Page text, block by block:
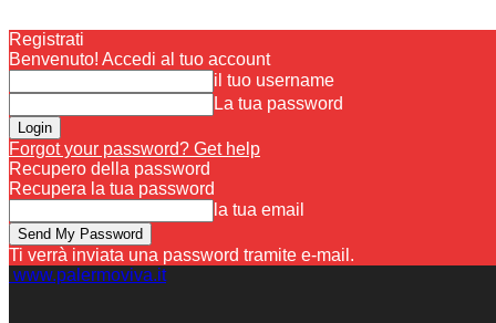
Registrati
Benvenuto! Accedi al tuo account
il tuo username
La tua password
Forgot your password? Get help
Recupero della password
Recupera la tua password
la tua email
Ti verrà inviata una password tramite e-mail.
www.palermoviva.it